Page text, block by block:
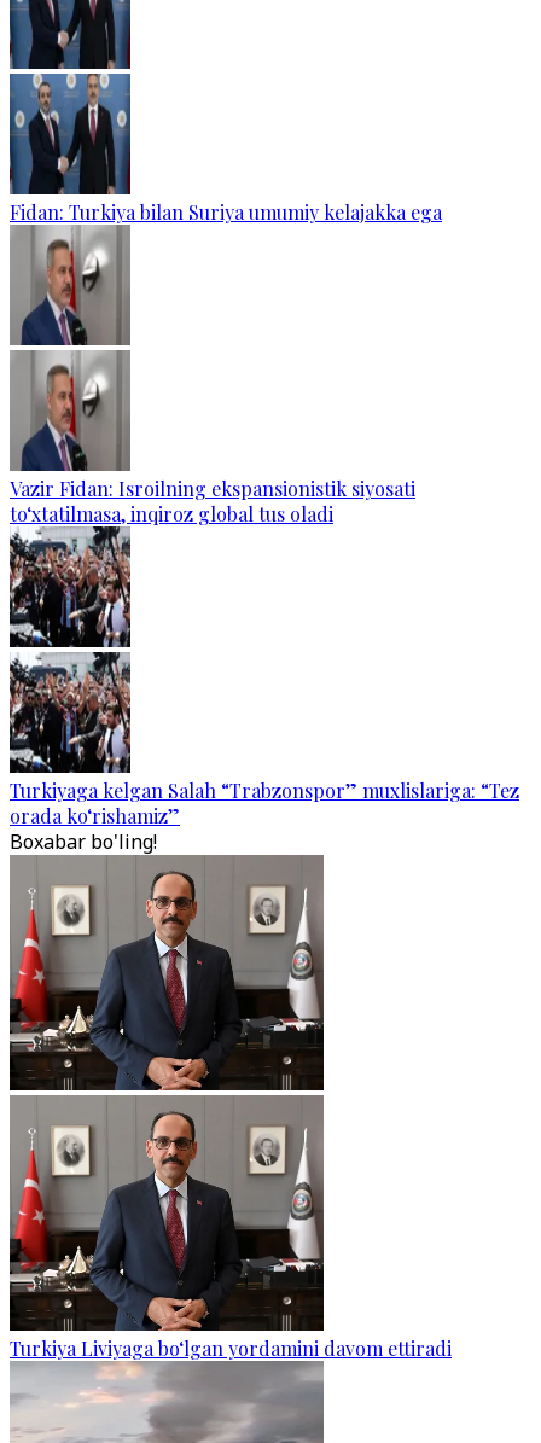
Fidan: Turkiya bilan Suriya umumiy kelajakka ega
Vazir Fidan: Isroilning ekspansionistik siyosati
to‘xtatilmasa, inqiroz global tus oladi
Turkiyaga kelgan Salah “Trabzonspor” muxlislariga: “Tez
orada ko‘rishamiz”
Boxabar bo'ling!
Turkiya Liviyaga bo‘lgan yordamini davom ettiradi